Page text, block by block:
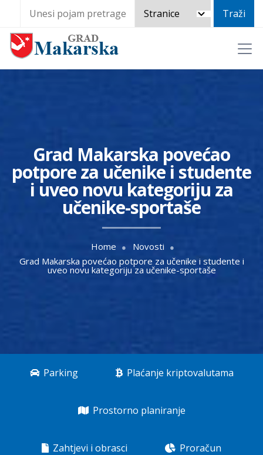
Grad Makarska povećao
potpore za učenike i studente
i uveo novu kategoriju za
učenike-sportaše
Home
Novosti
Grad Makarska povećao potpore za učenike i studente i
uveo novu kategoriju za učenike-sportaše
Parking Plaćanje kriptovalutama
Prostorno planiranje
Zahtjevi i obrasci Proračun